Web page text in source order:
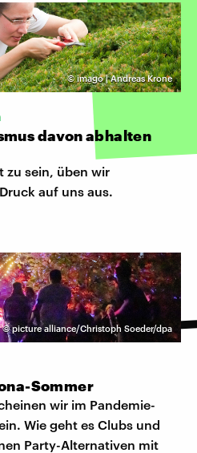
©imago | Andreas Krone
davon abhalten
zu sein, üben wir
auf uns aus.
©picture alliance/Christoph Soeder/dpa
Sommer
wir im Pandemie-
Wie geht es Clubs und
Party-Alternativen mit